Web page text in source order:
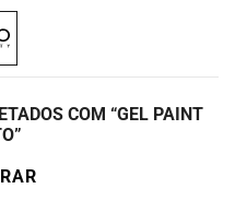
COM “GEL PAINT